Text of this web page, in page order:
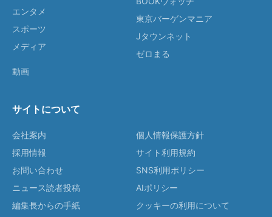
エンタメ
スポーツ
メディア
動画
東京バーゲンマニア
Jタウンネット
ゼロまる
サイトについて
会社案内
採用情報
お問い合わせ
ニュース読者投稿
編集長からの手紙
個人情報保護方針
サイト利用規約
SNS利用ポリシー
AIポリシー
クッキーの利用について